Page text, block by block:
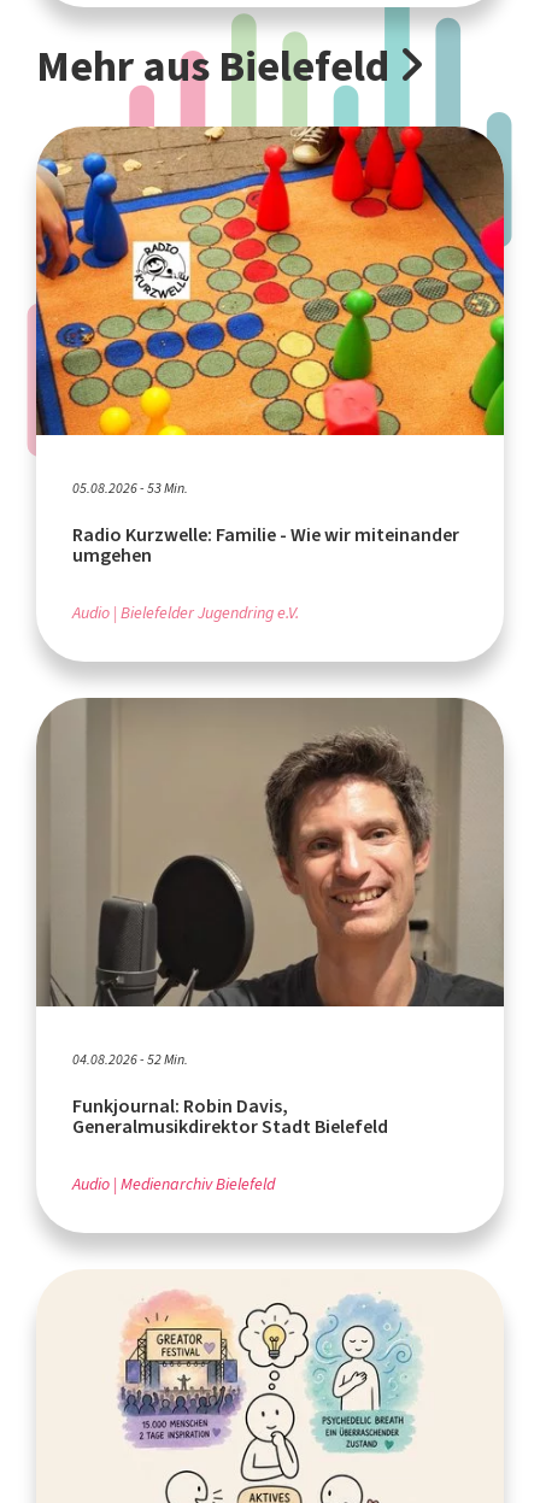
Mehr aus Bielefeld
05.08.2026 - 53 Min.
Radio Kurzwelle: Familie - Wie wir miteinander
umgehen
Audio Bielefelder Jugendring e.V.
04.08.2026 - 52 Min.
Funkjournal: Robin Davis,
Generalmusikdirektor Stadt Bielefeld
Audio Medienarchiv Bielefeld